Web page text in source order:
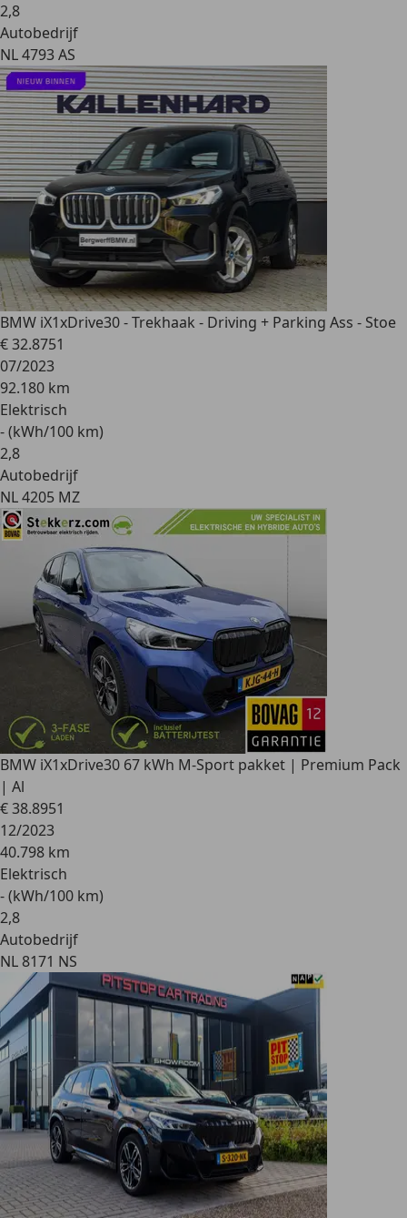
2,8
Autobedrijf
NL 4793 AS
BMW iX1xDrive30 - Trekhaak - Driving + Parking Ass - Stoe
€ 32.8751
07/2023
92.180 km
Elektrisch
- (kWh/100 km)
2,8
Autobedrijf
NL 4205 MZ
BMW iX1xDrive30 67 kWh M-Sport pakket | Premium Pack
| Al
€ 38.8951
12/2023
40.798 km
Elektrisch
- (kWh/100 km)
2,8
Autobedrijf
NL 8171 NS